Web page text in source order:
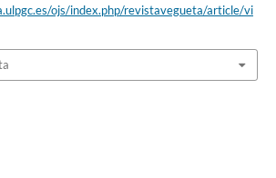
ojs/index.php/revistavegueta/article/vi